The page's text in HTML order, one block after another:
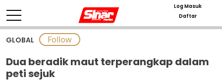
Log Masuk
Daftar
GLOBAL
Dua beradik maut terperangkap dalam
peti sejuk